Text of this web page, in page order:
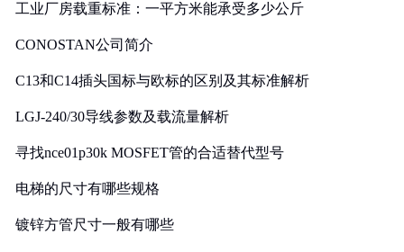
工业厂房载重标准：一平方米能承受多少公斤
CONOSTAN公司简介
C13和C14插头国标与欧标的区别及其标准解析
LGJ-240/30导线参数及载流量解析
寻找nce01p30k MOSFET管的合适替代型号
电梯的尺寸有哪些规格
镀锌方管尺寸一般有哪些